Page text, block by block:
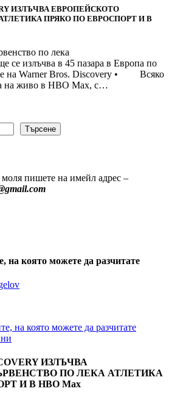
ИЗЛЪЧВА ЕВРОПЕЙСКОТО
ПРЯКО ПО ЕВРОСПОРТ И В
по лека
се излъчва в 45 пазара в Европа по
на Warner Bros. Discovery • Всяко
на живо в HBO Max, с…
Търсене
моля пишете на имейл адрес –
на която можете да разчитате
ИЗЛЪЧВА
ПО ЛЕКА АТЛЕТИКА
И В НВО Мах